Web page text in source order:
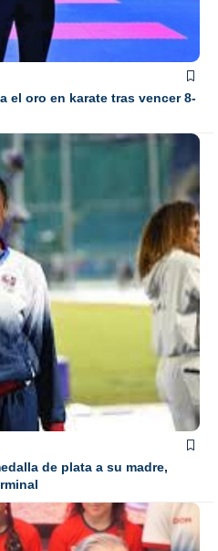
el oro en karate tras vencer 8-
de plata a su madre,